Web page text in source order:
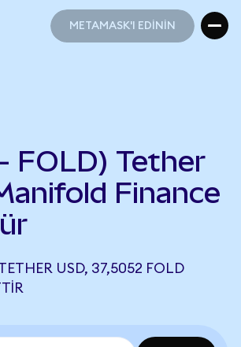
METAMASK'I EDİNİN
FOLD) Tether
Finance
USD, 37,5052 FOLD